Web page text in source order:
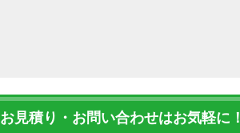
お見積り・お問い合わせはお気軽に！